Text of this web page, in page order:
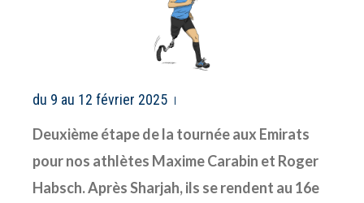
du 9 au 12 février 2025
Deuxième étape de la tournée aux Emirats
pour nos athlètes Maxime Carabin et Roger
Habsch. Après Sharjah, ils se rendent au 16e